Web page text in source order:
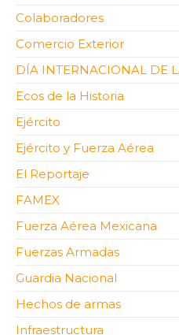
Colaboradores
Comercio Exterior
DÍA INTERNACIONAL DE
Ecos de la Historia
Ejército
Ejército y Fuerza Aérea
El Reportaje
FAMEX
Fuerza Aérea Mexicana
Fuerzas Armadas
Guardia Nacional
Hechos de armas
Infraestructura